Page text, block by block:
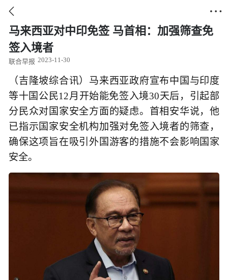
 
马来西亚对中印免签 马首相：加强筛查免
签入境者
联合早报 2023-11-30
（吉隆坡综合讯）马来西亚政府宣布中国与印度
等十国公民12月开始能免签入境30天后，引起部
分民众对国家安全方面的疑虑。首相安华说，他
已指示国家安全机构加强对免签入境者的筛查，
确保这项旨在吸引外国游客的措施不会影响国家
安全。